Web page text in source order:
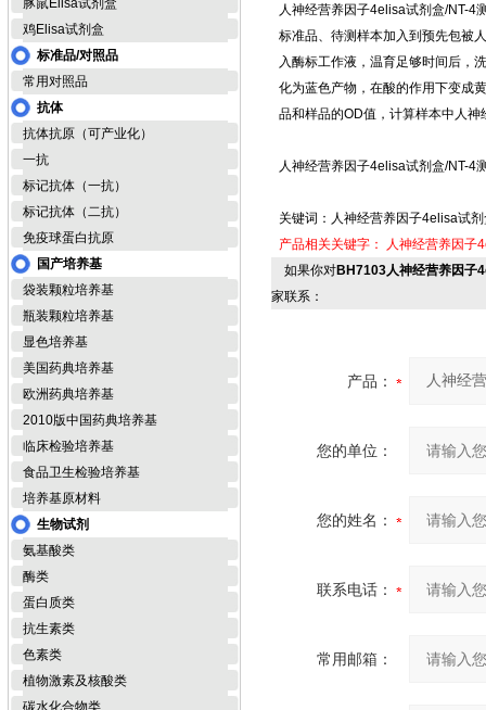
豚鼠Elisa试剂盒
鸡Elisa试剂盒
标准品/对照品
常用对照品
抗体
抗体抗原（可产业化）
一抗
标记抗体（一抗）
标记抗体（二抗）
免疫球蛋白抗原
国产培养基
袋装颗粒培养基
瓶装颗粒培养基
显色培养基
美国药典培养基
欧洲药典培养基
2010版中国药典培养基
临床检验培养基
食品卫生检验培养基
培养基原材料
生物试剂
氨基酸类
酶类
蛋白质类
抗生素类
色素类
植物激素及核酸类
碳水化合物类
人神经营养因子4elisa试剂盒/NT-4
标准品、待测样本加入到预先包被
入酶标工作液，温育足够时间后，
化为蓝色产物，在酸的作用下变成
品和样品的OD值，计算样本中人神
人神经营养因子4elisa试剂盒/NT-4
关键词：人神经营养因子4elisa试
产品相关关键字：
人神经营养因子
如果你对BH7103人神经营养因子
家联系：
产品：
您的单位：
您的姓名：
联系电话：
常用邮箱：